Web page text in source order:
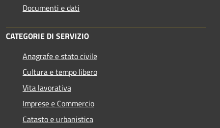
Documenti e dati
CATEGORIE DI SERVIZIO
Anagrafe e stato civile
Cultura e tempo libero
Vita lavorativa
Imprese e Commercio
Catasto e urbanistica